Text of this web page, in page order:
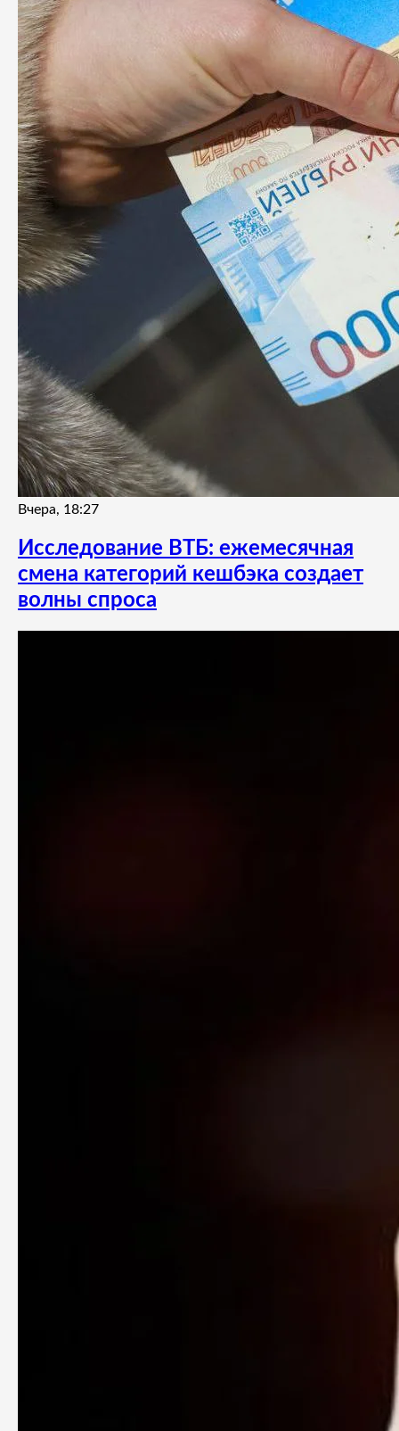
Вчера, 18:27
Исследование ВТБ: ежемесячная
смена категорий кешбэка создает
волны спроса